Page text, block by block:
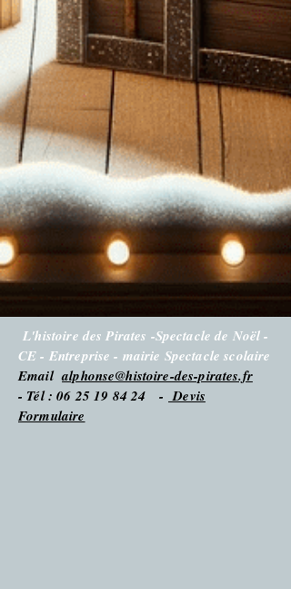
L'histoire des Pirates -Spectacle de Noël -
CE - Entreprise - mairie Spectacle scolaire
Emailalphonse@histoire-des-pirates.fr
- Tél : 06 25 19 84 24 - Devis
Formulaire